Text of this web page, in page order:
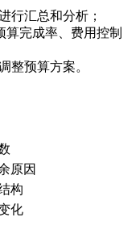
行汇总和分析；
完成率、费用控制
整预算方案。
原因
构
化